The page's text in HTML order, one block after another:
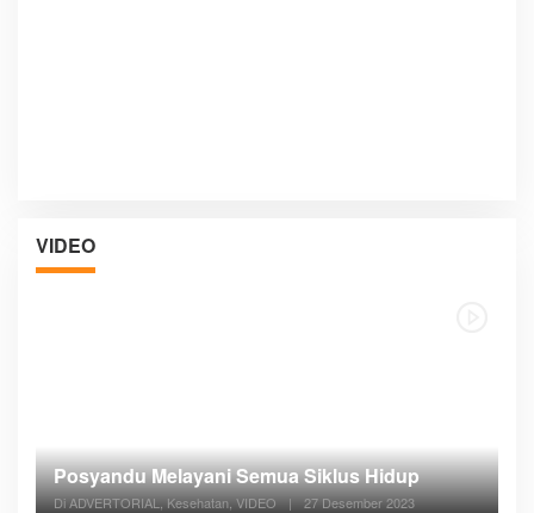
VIDEO
Posyandu Melayani Semua Siklus Hidup
Di ADVERTORIAL, Kesehatan, VIDEO | 27 Desember 2023